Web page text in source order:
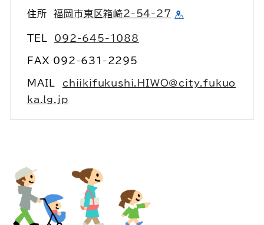
住所福岡市東区箱崎2-54-27
TEL 092-645-1088
FAX 092-631-2295
MAIL chiikifukushi.HIWO@city.fukuo
ka.lg.jp